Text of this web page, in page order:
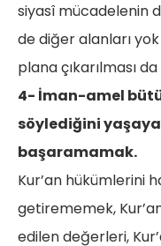
siyasî mücadelenin
de diğer alanları
plana çıkarılması
4- İman-amel
söylediğini
başaramamak.
Kur’an hükümlerini
getirememek,
edilen değerleri,